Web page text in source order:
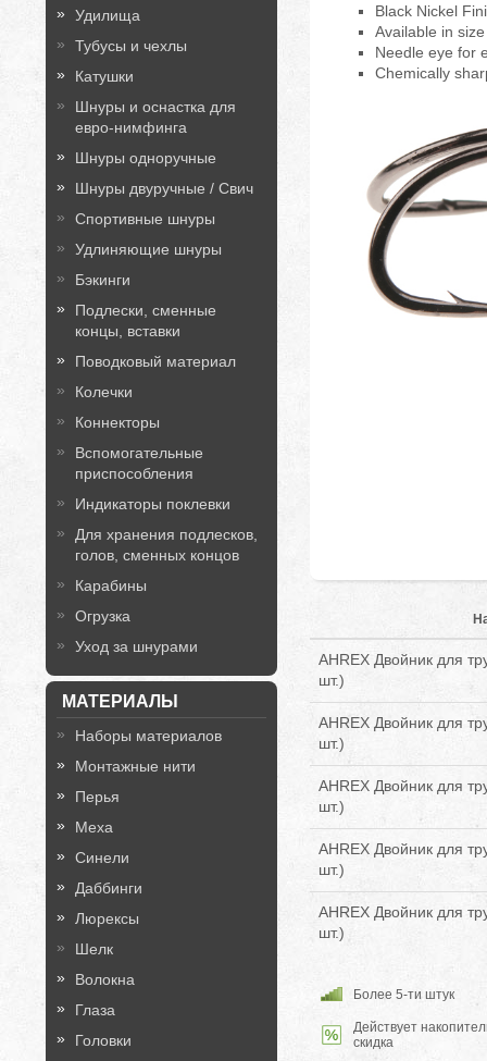
Удилища
Тубусы и чехлы
Катушки
Шнуры и оснастка для
евро-нимфинга
Шнуры одноручные
Шнуры двуручные / Свич
Спортивные шнуры
Удлиняющие шнуры
Бэкинги
Подлески, сменные
концы, вставки
Поводковый материал
Колечки
Коннекторы
Вспомогательные
приспособления
Индикаторы поклевки
Для хранения подлесков,
голов, сменных концов
Карабины
Огрузка
Уход за шнурами
МАТЕРИАЛЫ
Наборы материалов
Монтажные нити
Перья
Меха
Синели
Даббинги
Люрексы
Шелк
Волокна
Глаза
Головки
Black Nickel
Available in
Needle eye for
Chemically
AHREX Двойник для
шт.)
AHREX Двойник для
шт.)
AHREX Двойник для
шт.)
AHREX Двойник для
шт.)
AHREX Двойник для
шт.)
Более 5-ти штук
Действует
скидка